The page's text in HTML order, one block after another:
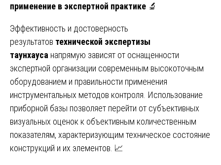
применение в экспертной практике 🔬
Эффективность и достоверность
результатов технической экспертизы
таунхауса напрямую зависят от оснащенности
экспертной организации современным высокоточным
оборудованием и правильности применения
инструментальных методов контроля. Использование
приборной базы позволяет перейти от субъективных
визуальных оценок к объективным количественным
показателям, характеризующим техническое состояние
конструкций и их элементов. 📈